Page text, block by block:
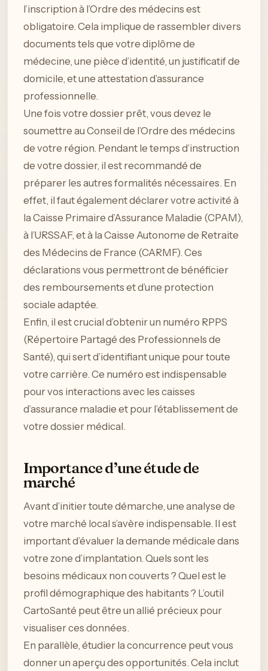
l’inscription à l’Ordre des médecins est
obligatoire. Cela implique de rassembler divers
documents tels que votre diplôme de
médecine, une pièce d’identité, un justificatif de
domicile, et une attestation d’assurance
professionnelle.
Une fois votre dossier prêt, vous devez le
soumettre au Conseil de l’Ordre des médecins
de votre région. Pendant le temps d’instruction
de votre dossier, il est recommandé de
préparer les autres formalités nécessaires. En
effet, il faut également déclarer votre activité à
la Caisse Primaire d’Assurance Maladie (CPAM),
à l’URSSAF, et à la Caisse Autonome de Retraite
des Médecins de France (CARMF). Ces
déclarations vous permettront de bénéficier
des remboursements et d’une protection
sociale adaptée.
Enfin, il est crucial d’obtenir un numéro RPPS
(Répertoire Partagé des Professionnels de
Santé), qui sert d’identifiant unique pour toute
votre carrière. Ce numéro est indispensable
pour vos interactions avec les caisses
d’assurance maladie et pour l’établissement de
votre dossier médical.
Importance d’une étude de
marché
Avant d’initier toute démarche, une analyse de
votre marché local s’avère indispensable. Il est
important d’évaluer la demande médicale dans
votre zone d’implantation. Quels sont les
besoins médicaux non couverts ? Quel est le
profil démographique des habitants ? L’outil
CartoSanté peut être un allié précieux pour
visualiser ces données.
En parallèle, étudier la concurrence peut vous
donner un aperçu des opportunités. Cela inclut